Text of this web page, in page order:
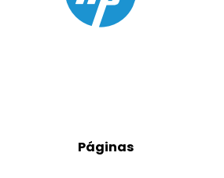
Páginas